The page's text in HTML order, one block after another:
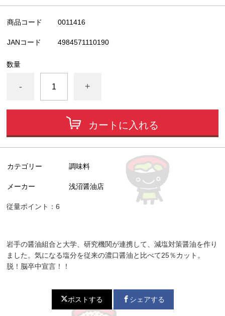
商品コード 0011416
JANコード 4984571110190
数量
- +
カートに入れる
カテゴリー 調味料
メーカー 浅沼醤油店
従量ポイント：6
岩手の醤油組合と大学、研究機関が連携して、減塩対策醤油を作り
ました。気になる塩分を従来の濃口醤油と比べて25％カット。
脱！脳卒中宣言！！
ポストする シェアする